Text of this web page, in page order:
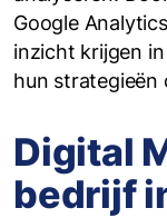
Google
inzicht krijgen
hun strategieën
Digital
bedrijf